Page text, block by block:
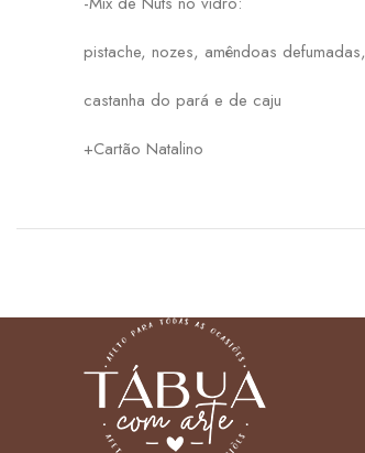
pistache, nozes, amêndoas defumadas,
castanha do pará e de caju
+Cartão Natalino